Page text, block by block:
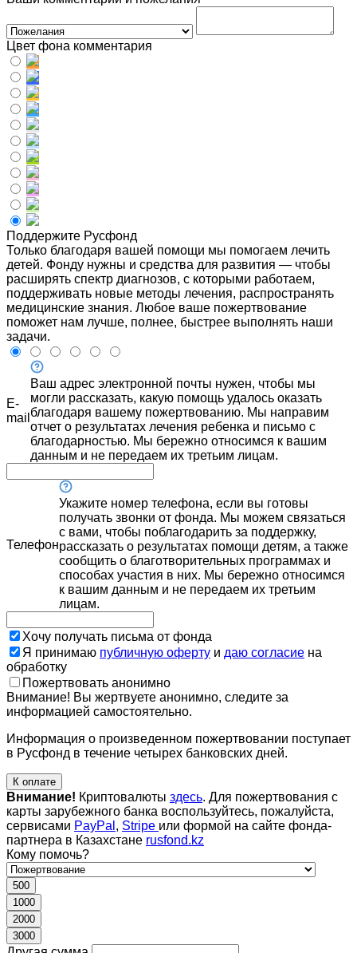
Цвет фона комментария
Поддержите Русфонд
Только благодаря вашей помощи мы помогаем лечить
детей. Фонду нужны и средства для развития — чтобы
расширять спектр диагнозов, с которыми работаем,
поддерживать новые методы лечения, распространять
медицинские знания. Любое ваше пожертвование
поможет нам лучше, полнее, быстрее выполнять наши
задачи.
E-
mail
Ваш адрес электронной почты нужен, чтобы мы
могли рассказать, какую помощь удалось оказать
благодаря вашему пожертвованию. Мы направим
отчет о результатах лечения ребенка и письмо с
благодарностью. Мы бережно относимся к вашим
данным и не передаем их третьим лицам.
Телефон
Укажите номер телефона, если вы готовы
получать звонки от фонда. Мы можем связаться
с вами, чтобы поблагодарить за поддержку,
рассказать о результатах помощи детям, а также
сообщить о благотворительных программах и
способах участия в них. Мы бережно относимся
к вашим данным и не передаем их третьим
лицам.
Хочу получать письма от фонда
Я принимаю публичную оферту и даю согласие на
обработку
Пожертвовать анонимно
Внимание! Вы жертвуете анонимно, следите за
информацией самостоятельно.
Информация о произведенном пожертвовании поступает
в Русфонд в течение четырех банковских дней.
К оплате
Внимание! Криптовалюты здесь. Для пожертвования с
карты зарубежного банка воспользуйтесь, пожалуйста,
сервисами PayPal , Stripe или формой на сайте фонда-
партнера в Казахстане rusfond.kz
Кому помочь?
500
1000
2000
3000